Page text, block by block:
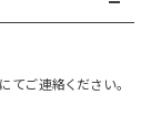
ご連絡ください。